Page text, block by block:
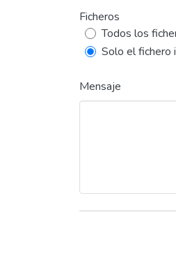
Ficheros
Todos los
Solo el fichero
Mensaje